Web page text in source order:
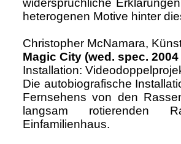
widersprüchliche
heterogenen Motive hinter
Christopher McNamara,
Magic City (wed. spec.
Installation:
Die autobiografische
Fernsehens von den
langsam rotierenden
Einfamilienhaus.